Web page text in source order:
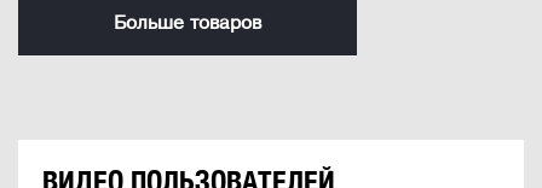
Больше товаров
ВИДЕО ПОЛЬЗОВАТЕЛЕЙ